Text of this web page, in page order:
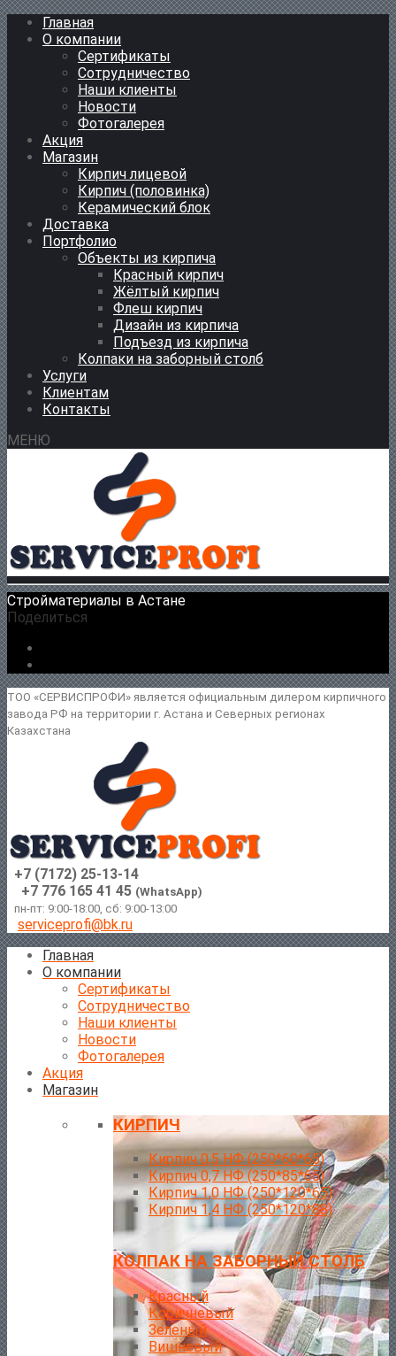
Главная
О компании
Сертификаты
Сотрудничество
Наши клиенты
Новости
Фотогалерея
Акция
Магазин
Кирпич лицевой
Кирпич (половинка)
Керамический блок
Доставка
Портфолио
Объекты из кирпича
Красный кирпич
Жёлтый кирпич
Флеш кирпич
Дизайн из кирпича
Подъезд из кирпича
Колпаки на заборный столб
Услуги
Клиентам
Контакты
МЕНЮ
Стройматериалы в Астане
Поделиться
ТОО «СЕРВИСПРОФИ» является официальным дилером кирпичного
завода РФ на территории г. Астана и Северных регионах
Казахстана
+7 (7172) 25-13-14
+7 776 165 41 45 (WhatsApp)
пн-пт: 9:00-18:00, сб: 9:00-13:00
serviceprofi@bk.ru
Главная
О компании
Сертификаты
Сотрудничество
Наши клиенты
Новости
Фотогалерея
Акция
Магазин
КИРПИЧ
Кирпич 0,5 НФ (250*60*65)
Кирпич 0,7 НФ (250*85*65)
Кирпич 1,0 НФ (250*120*65)
Кирпич 1,4 НФ (250*120*88)
КОЛПАК НА ЗАБОРНЫЙ СТОЛБ
Красный
Коричневый
Зеленый
Вишневый